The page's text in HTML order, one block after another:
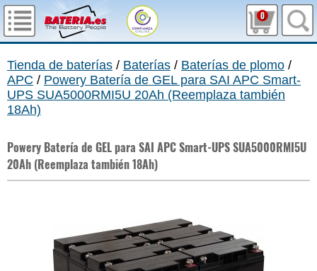
0
Tienda de baterías / Baterías / Baterías de plomo /
APC / Powery Batería de GEL para SAI APC Smart-
UPS SUA5000RMI5U 20Ah (Reemplaza también
18Ah)
Powery Batería de GEL para SAI APC Smart-UPS SUA5000RMI5U
20Ah (Reemplaza también 18Ah)